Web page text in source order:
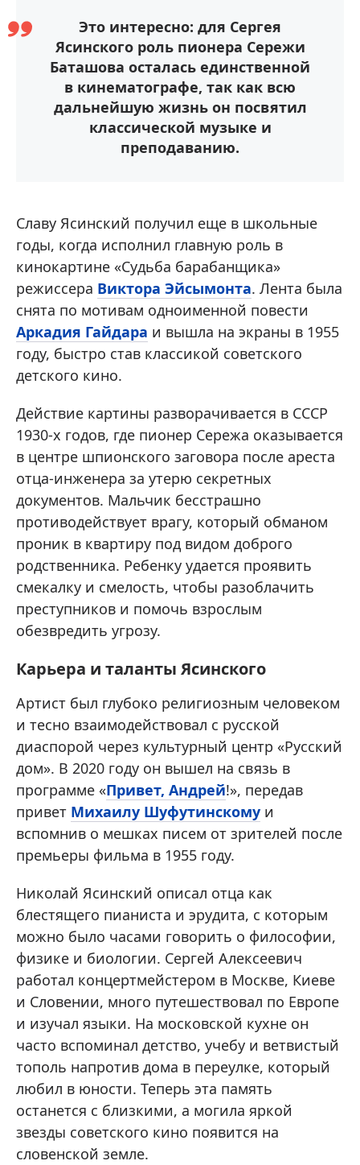
Это интересно: для Сергея
Ясинского роль пионера Сережи
Баташова осталась единственной
в кинематографе, так как всю
дальнейшую жизнь он посвятил
классической музыке и
преподаванию.
Славу Ясинский получил еще в школьные
годы, когда исполнил главную роль в
кинокартине «Судьба барабанщика»
режиссера Виктора Эйсымонта. Лента была
снята по мотивам одноименной повести
Аркадия Гайдара и вышла на экраны в 1955
году, быстро став классикой советского
детского кино.
Действие картины разворачивается в СССР
1930-х годов, где пионер Сережа оказывается
в центре шпионского заговора после ареста
отца-инженера за утерю секретных
документов. Мальчик бесстрашно
противодействует врагу, который обманом
проник в квартиру под видом доброго
родственника. Ребенку удается проявить
смекалку и смелость, чтобы разоблачить
преступников и помочь взрослым
обезвредить угрозу.
Карьера и таланты Ясинского
Артист был глубоко религиозным человеком
и тесно взаимодействовал с русской
диаспорой через культурный центр «Русский
дом». В 2020 году он вышел на связь в
программе «Привет, Андрей!», передав
привет Михаилу Шуфутинскому и
вспомнив о мешках писем от зрителей после
премьеры фильма в 1955 году.
Николай Ясинский описал отца как
блестящего пианиста и эрудита, с которым
можно было часами говорить о философии,
физике и биологии. Сергей Алексеевич
работал концертмейстером в Москве, Киеве
и Словении, много путешествовал по Европе
и изучал языки. На московской кухне он
часто вспоминал детство, учебу и ветвистый
тополь напротив дома в переулке, который
любил в юности. Теперь эта память
останется с близкими, а могила яркой
звезды советского кино появится на
словенской земле.